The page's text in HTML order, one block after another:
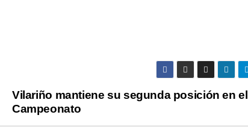
Vilariño mantiene su segunda posición en el
Campeonato